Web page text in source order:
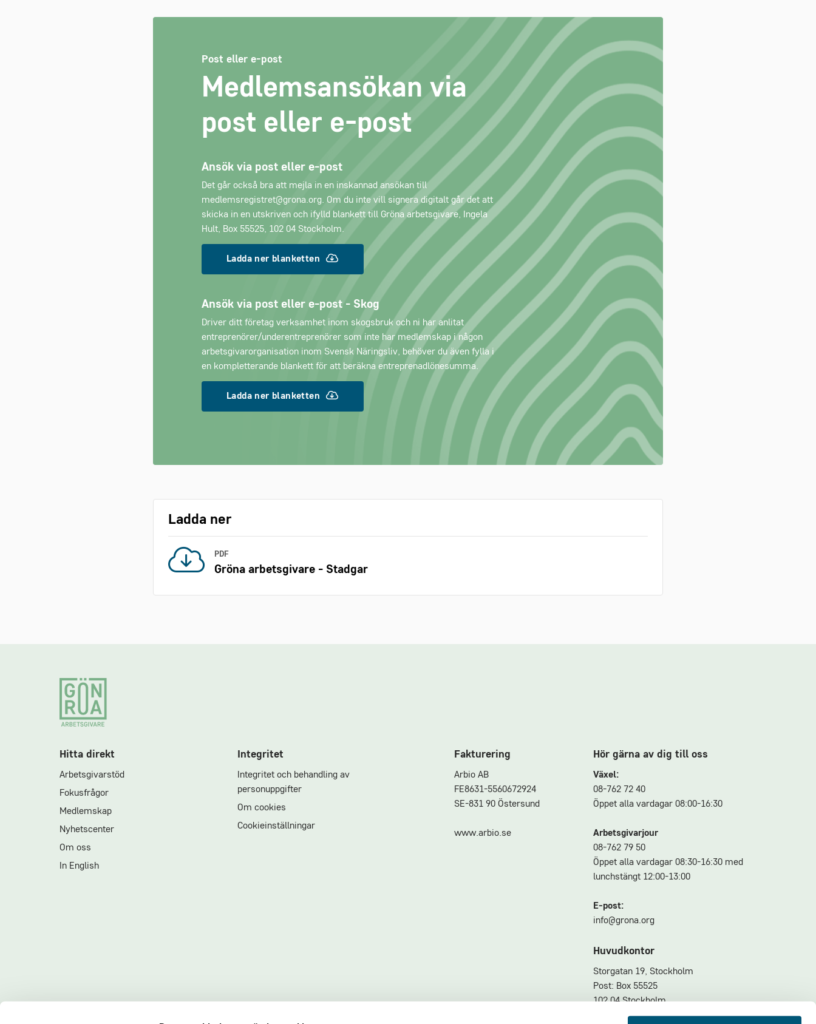
Post eller e-post
Medlemsansökan via
post eller e-post
Ansök via post eller e-post
Det går också bra att mejla in en inskannad ansökan till
medlemsregistret@grona.org. Om du inte vill signera digitalt går det att
skicka in en utskriven och ifylld blankett till Gröna arbetsgivare, Ingela
Hult, Box 55525, 102 04 Stockholm.
Ladda ner blanketten
Ansök via post eller e-post - Skog
Driver ditt företag verksamhet inom skogsbruk och ni har anlitat
entreprenörer/underentreprenörer som inte har medlemskap i någon
arbetsgivarorganisation inom Svensk Näringsliv, behöver du även fylla i
en kompletterande blankett för att beräkna entreprenadlönesumma.
Ladda ner blanketten
Ladda ner
PDF
Gröna arbetsgivare - Stadgar
Hitta direkt
Arbetsgivarstöd
Fokusfrågor
Medlemskap
Nyhetscenter
Om oss
In English
Integritet
Integritet och behandling av
personuppgifter
Om cookies
Cookieinställningar
Fakturering
Arbio AB
FE8631-5560672924
SE-831 90 Östersund
www.arbio.se
Hör gärna av dig till oss
Växel:
08-762 72 40
Öppet alla vardagar 08:00-16:30
Arbetsgivarjour
08-762 79 50
Öppet alla vardagar 08:30-16:30 med
lunchstängt 12:00-13:00
E-post:
info@grona.org
Huvudkontor
Storgatan 19, Stockholm
Post: Box 55525
102 04 Stockholm